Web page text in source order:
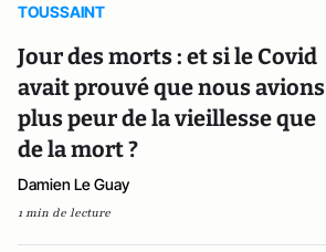
TOUSSAINT
Jour des morts : et si le Covid
avait prouvé que nous avions
plus peur de la vieillesse que
de la mort ?
Damien Le Guay
1 min de lecture